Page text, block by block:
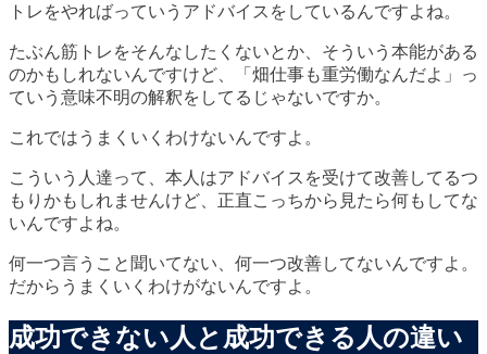
トレをやればっていうアドバイスをしているんですよね。
たぶん筋トレをそんなしたくないとか、そういう本能がある
のかもしれないんですけど、「畑仕事も重労働なんだよ」っ
ていう意味不明の解釈をしてるじゃないですか。
これではうまくいくわけないんですよ。
こういう人達って、 本人はアドバイスを受けて改善してるつ
もり かもしれませんけど、正直こっちから見たら何もしてな
いんですよね。
何一つ言うこと聞いてない、何一つ改善してないんですよ。
だからうまくいくわけがないんですよ。
成功できない人と成功できる人の違い